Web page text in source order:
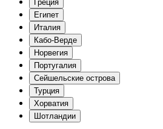
Греция
Египет
Италия
Кабо-Верде
Норвегия
Португалия
Сейшельские острова
Турция
Хорватия
Шотландии